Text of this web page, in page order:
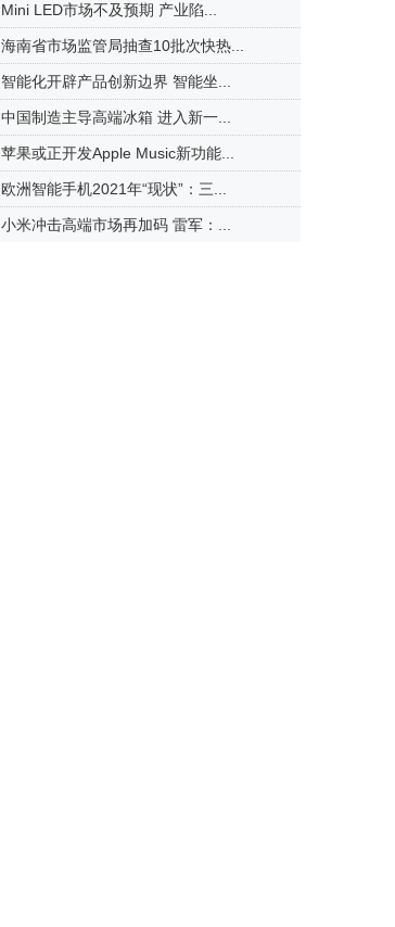
Mini LED市场不及预期 产业陷...
海南省市场监管局抽查10批次快热...
智能化开辟产品创新边界 智能坐...
中国制造主导高端冰箱 进入新一...
苹果或正开发Apple Music新功能...
欧洲智能手机2021年“现状”：三...
小米冲击高端市场再加码 雷军：...